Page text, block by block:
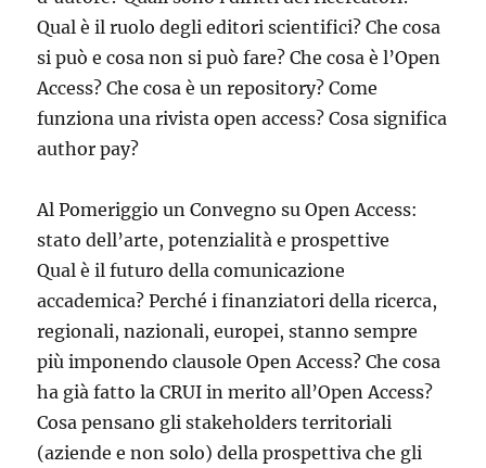
Qual è il ruolo degli editori scientifici? Che cosa
si può e cosa non si può fare? Che cosa è l’Open
Access? Che cosa è un repository? Come
funziona una rivista open access? Cosa significa
author pay?
Al Pomeriggio un Convegno su Open Access:
stato dell’arte, potenzialità e prospettive
Qual è il futuro della comunicazione
accademica? Perché i finanziatori della ricerca,
regionali, nazionali, europei, stanno sempre
più imponendo clausole Open Access? Che cosa
ha già fatto la CRUI in merito all’Open Access?
Cosa pensano gli stakeholders territoriali
(aziende e non solo) della prospettiva che gli